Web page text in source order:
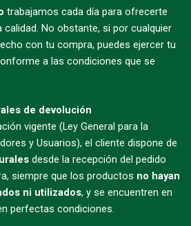
trabajamos cada día para ofrecerte
No obstante, si por cualquier
con tu compra, puedes ejercer tu
a las condiciones que se
de devolución
vigente (Ley General para la
y Usuarios), el cliente dispone de
desde la recepción del pedido
siempre que los productos no hayan
ni utilizados, y se encuentren en
perfectas condiciones.